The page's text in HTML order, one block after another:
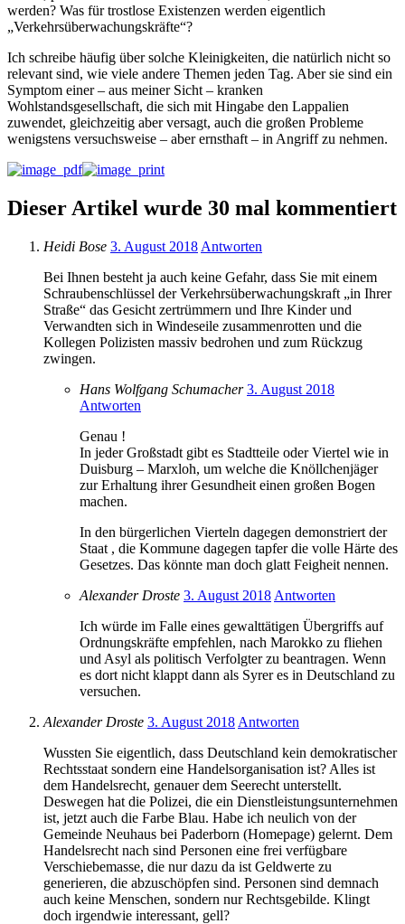
werden? Was für trostlose Existenzen werden eigentlich
„Verkehrsüberwachungskräfte“?
Ich schreibe häufig über solche Kleinigkeiten, die natürlich nicht so
relevant sind, wie viele andere Themen jeden Tag. Aber sie sind ein
Symptom einer – aus meiner Sicht – kranken
Wohlstandsgesellschaft, die sich mit Hingabe den Lappalien
zuwendet, gleichzeitig aber versagt, auch die großen Probleme
wenigstens versuchsweise – aber ernsthaft – in Angriff zu nehmen.
Dieser Artikel wurde 30 mal kommentiert
Heidi Bose 3. August 2018 Antworten
Bei Ihnen besteht ja auch keine Gefahr, dass Sie mit einem
Schraubenschlüssel der Verkehrsüberwachungskraft „in Ihrer
Straße“ das Gesicht zertrümmern und Ihre Kinder und
Verwandten sich in Windeseile zusammenrotten und die
Kollegen Polizisten massiv bedrohen und zum Rückzug
zwingen.
Hans Wolfgang Schumacher 3. August 2018
Antworten
Genau !
In jeder Großstadt gibt es Stadtteile oder Viertel wie in
Duisburg – Marxloh, um welche die Knöllchenjäger
zur Erhaltung ihrer Gesundheit einen großen Bogen
machen.
In den bürgerlichen Vierteln dagegen demonstriert der
Staat , die Kommune dagegen tapfer die volle Härte des
Gesetzes. Das könnte man doch glatt Feigheit nennen.
Alexander Droste 3. August 2018 Antworten
Ich würde im Falle eines gewalttätigen Übergriffs auf
Ordnungskräfte empfehlen, nach Marokko zu fliehen
und Asyl als politisch Verfolgter zu beantragen. Wenn
es dort nicht klappt dann als Syrer es in Deutschland zu
versuchen.
Alexander Droste 3. August 2018 Antworten
Wussten Sie eigentlich, dass Deutschland kein demokratischer
Rechtsstaat sondern eine Handelsorganisation ist? Alles ist
dem Handelsrecht, genauer dem Seerecht unterstellt.
Deswegen hat die Polizei, die ein Dienstleistungsunternehmen
ist, jetzt auch die Farbe Blau. Habe ich neulich von der
Gemeinde Neuhaus bei Paderborn (Homepage) gelernt. Dem
Handelsrecht nach sind Personen eine frei verfügbare
Verschiebemasse, die nur dazu da ist Geldwerte zu
generieren, die abzuschöpfen sind. Personen sind demnach
auch keine Menschen, sondern nur Rechtsgebilde. Klingt
doch irgendwie interessant, gell?